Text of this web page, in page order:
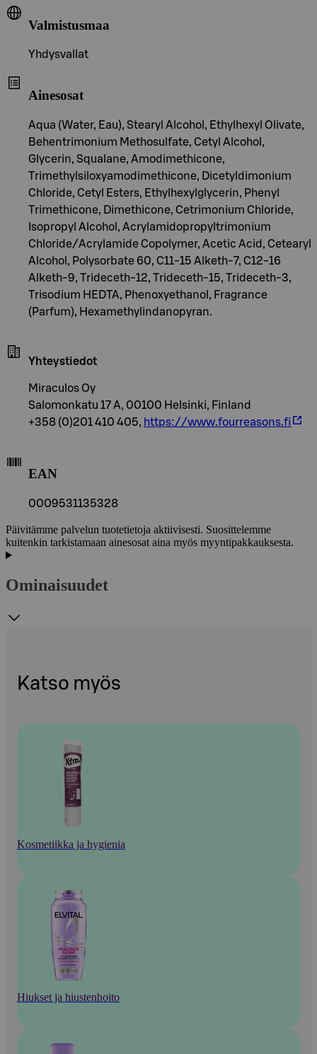
Valmistusmaa
Yhdysvallat
Ainesosat
Aqua (Water, Eau), Stearyl Alcohol, Ethylhexyl Olivate,
Behentrimonium Methosulfate, Cetyl Alcohol,
Glycerin, Squalane, Amodimethicone,
Trimethylsiloxyamodimethicone, Dicetyldimonium
Chloride, Cetyl Esters, Ethylhexylglycerin, Phenyl
Trimethicone, Dimethicone, Cetrimonium Chloride,
Isopropyl Alcohol, Acrylamidopropyltrimonium
Chloride/Acrylamide Copolymer, Acetic Acid, Cetearyl
Alcohol, Polysorbate 60, C11-15 Alketh-7, C12-16
Alketh-9, Trideceth-12, Trideceth-15, Trideceth-3,
Trisodium HEDTA, Phenoxyethanol, Fragrance
(Parfum), Hexamethylindanopyran.
Yhteystiedot
Miraculos Oy
Salomonkatu 17 A, 00100 Helsinki, Finland
+358 (0)201 410 405, https://www.fourreasons.fi
EAN
0009531135328
Päivitämme palvelun tuotetietoja aktiivisesti. Suosittelemme
kuitenkin tarkistamaan ainesosat aina myös myyntipakkauksesta.
Ominaisuudet
Katso myös
Kosmetiikka ja hygienia
Hiukset ja hiustenhoito